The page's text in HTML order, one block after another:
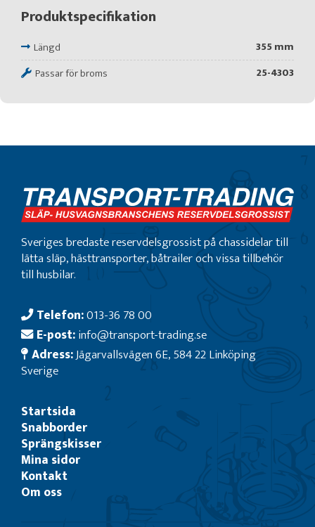
Produktspecifikation
Längd
355 mm
Passar för broms
25-4303
Sveriges bredaste reservdelsgrossist på chassidelar till
lätta släp, hästtransporter, båtrailer och vissa tillbehör
till husbilar.
Telefon:013-36 78 00
E-post:info@transport-trading.se
Adress:Jägarvallsvägen 6E, 584 22 Linköping
Sverige
Startsida
Snabborder
Sprängskisser
Mina sidor
Kontakt
Om oss